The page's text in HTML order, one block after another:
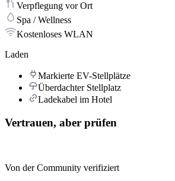
Verpflegung vor Ort
Spa / Wellness
Kostenloses WLAN
Laden
Markierte EV-Stellplätze
Überdachter Stellplatz
Ladekabel im Hotel
Vertrauen, aber prüfen
Von der Community verifiziert